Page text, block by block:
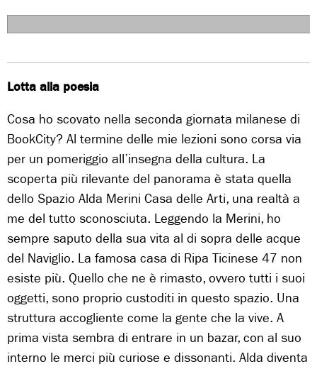
Lotta alla poesia
Cosa ho scovato nella seconda giornata milanese di
BookCity? Al termine delle mie lezioni sono corsa via
per un pomeriggio all’insegna della cultura. La
scoperta più rilevante del panorama è stata quella
dello Spazio Alda Merini Casa delle Arti, una realtà a
me del tutto sconosciuta. Leggendo la Merini, ho
sempre saputo della sua vita al di sopra delle acque
del Naviglio. La famosa casa di Ripa Ticinese 47 non
esiste più. Quello che ne è rimasto, ovvero tutti i suoi
oggetti, sono proprio custoditi in questo spazio. Una
struttura accogliente come la gente che la vive. A
prima vista sembra di entrare in un bazar, con al suo
interno le merci più curiose e dissonanti. Alda diventa